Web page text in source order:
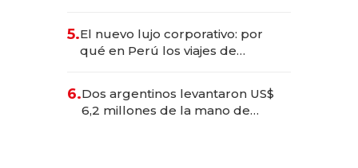
Fénix
5.El nuevo lujo corporativo: por
qué en Perú los viajes de
para convertirse en experiencias
transformadoras
6.Dos argentinos levantaron US$
6,2 millones de la mano de